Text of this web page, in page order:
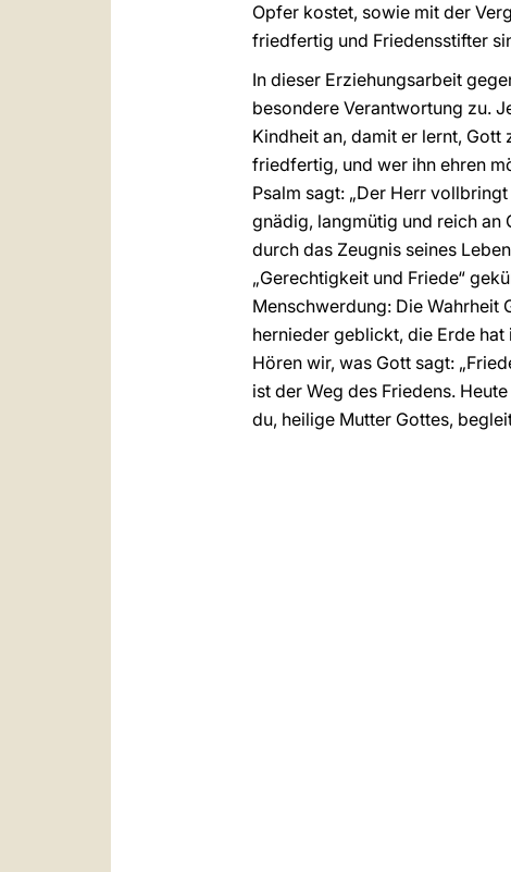
Opfer kostet, sowie mit der
friedfertig und Friedensstifter
In dieser Erziehungsarbeit
besondere Verantwortung zu.
Kindheit an, damit er lernt, Gott
friedfertig, und wer ihn ehren
Psalm sagt: „Der Herr
gnädig, langmütig und reich an
durch das Zeugnis seines
„Gerechtigkeit und Friede“
Menschwerdung: Die Wahrheit
hernieder geblickt, die Erde
Hören wir, was Gott sagt:
ist der Weg des Friedens.
du, heilige Mutter Gottes,